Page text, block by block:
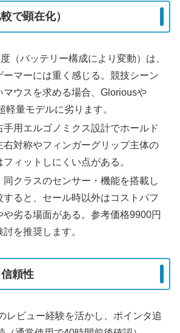
で顕在化）
（バッテリー構成により変動）は、
ーマーには重く感じる。競技シーン
マウスを求める場合、Gloriousや
軽量モデルに劣ります。
手用エルゴノミクス設計でホールド
右対称やフィンガーグリップ主体の
ィットしにくい点がある。
同クラスのセンサー・機能を搭載し
すると、セール時以外はコストパフ
や劣る場面がある。参考価格9900円
を推奨します。
頼性
レビュー経験を活かし、ポインタ追